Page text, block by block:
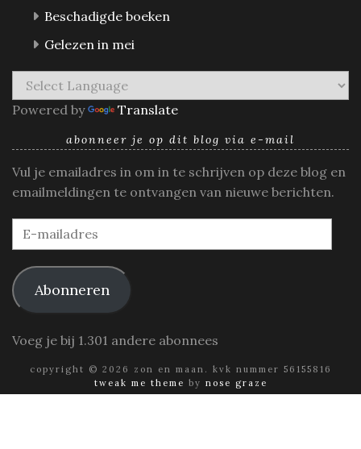
Beschadigde boeken
Gelezen in mei
Powered by Translate
abonneer je op dit blog via e-mail
Vul je emailadres in om in te schrijven op deze blog en
emailmeldingen te ontvangen van nieuwe berichten.
E-
mailadres
Abonneren
Voeg je bij 1.301 andere abonnees
copyright © 2026 zon en maan. kvk nummer 56155816
tweak me theme by nose graze